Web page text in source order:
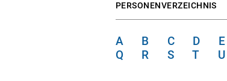
PERSONENVERZEICHNIS
A B C D E
Q
R S T U